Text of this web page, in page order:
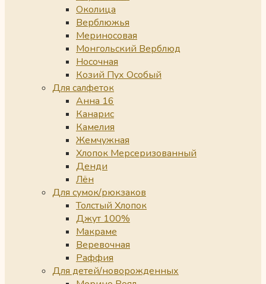
Околица
Верблюжья
Мериносовая
Монгольский Верблюд
Носочная
Козий Пух Особый
Для салфеток
Анна 16
Канарис
Камелия
Жемчужная
Хлопок Мерсеризованный
Денди
Лён
Для сумок/рюкзаков
Толстый Хлопок
Джут 100%
Макраме
Веревочная
Раффия
Для детей/новорожденных